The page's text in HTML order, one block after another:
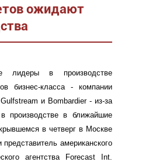
ожидают
лидеры в производстве
бизнес-класса - компании
и Bombardier - из-за
производстве в ближайшие
в четверг в Москве
американского
агентства Forecast Int.